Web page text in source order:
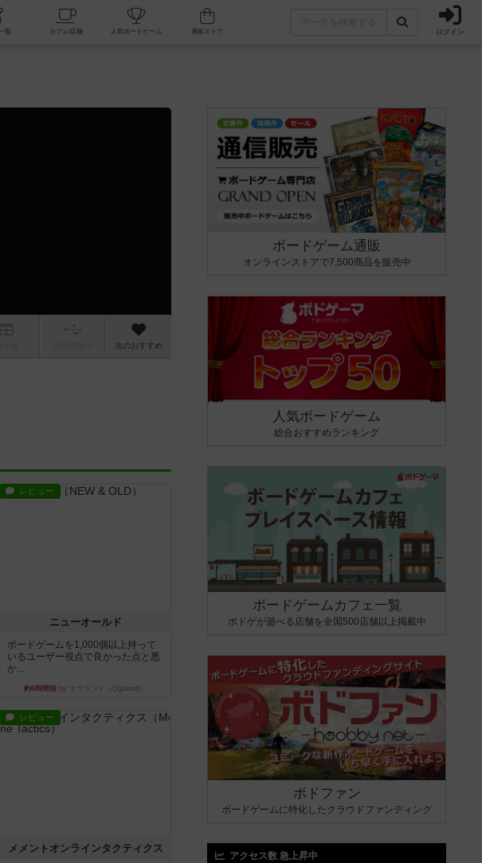
掲示板一覧 カフェ/店舗 人気ボードゲーム ログイン
次のおすすめ
レビュー
ニューオールド
ボードゲームを1,000個以上持って
いるユーザー視点で良かった点と悪
か...
約6時間前 by オグランド（Oguland）
レビュー
メメントオンラインタクティクス
ボードゲーム通販
オンラインストアで7,500商品を販売中
人気ボードゲーム
総合おすすめランキング
ボードゲームカフェ一覧
ボドゲが遊べる店舗を全国500店舗以上掲載中
ボドファン
ボードゲームに特化したクラウドファンディング
アクセス数 急上昇中